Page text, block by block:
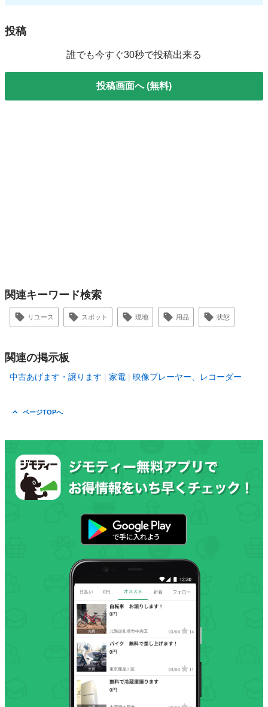
投稿
誰でも今すぐ30秒で投稿出来る
投稿画面へ (無料)
関連キーワード検索
リユース スポット 現地 用品 状態
関連の掲示板
中古あげます・譲ります 家電 映像プレーヤー、レコーダー
ページTOPへ